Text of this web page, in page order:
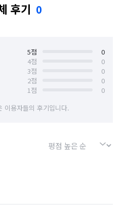
후기 0
5점
0
4점
0
3점
0
2점
0
1점
0
이용자들의 후기입니다.